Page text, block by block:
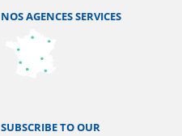
NOS AGENCES SERVICES
SUBSCRIBE TO OUR